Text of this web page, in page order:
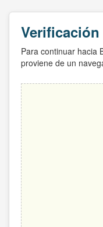
Para continuar hacia
proviene de un